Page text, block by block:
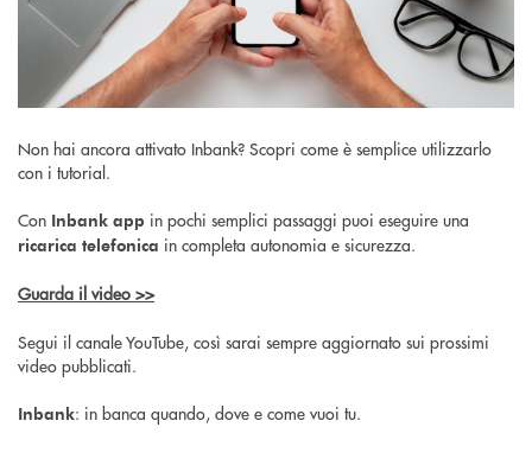
Non hai ancora attivato Inbank? Scopri come è semplice utilizzarlo
con i tutorial.
Con Inbank app in pochi semplici passaggi puoi eseguire una
ricarica telefonica in completa autonomia e sicurezza.
Guarda il video >>
Segui il canale YouTube, così sarai sempre aggiornato sui prossimi
video pubblicati.
Inbank: in banca quando, dove e come vuoi tu.